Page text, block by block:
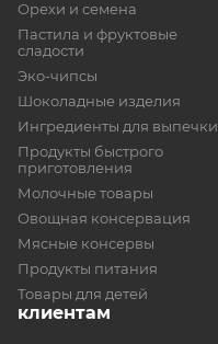
Орехи и семена
Пастила и фруктовые
сладости
Эко-чипсы
Шоколадные изделия
Ингредиенты для выпечки
Продукты быстрого
приготовления
Молочные товары
Овощная консервация
Мясные консервы
Продукты питания
Товары для детей
клиентам